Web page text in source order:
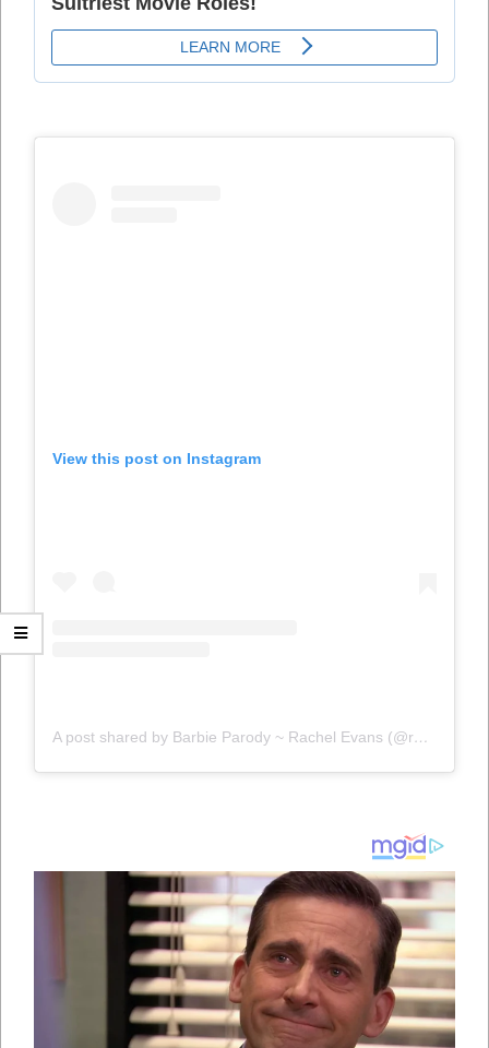
View this post on Instagram
A post shared by Barbie Parody ~ Rachel Evans (@rachel_evans_bikini)